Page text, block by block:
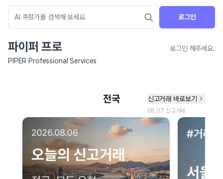
로그인
파이퍼 프로
로그인 해주세요.
PIPER Professional Services